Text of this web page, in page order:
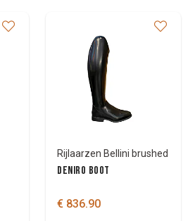
Rijlaarzen Bellini brushed
DENIRO BOOT
€ 836.90